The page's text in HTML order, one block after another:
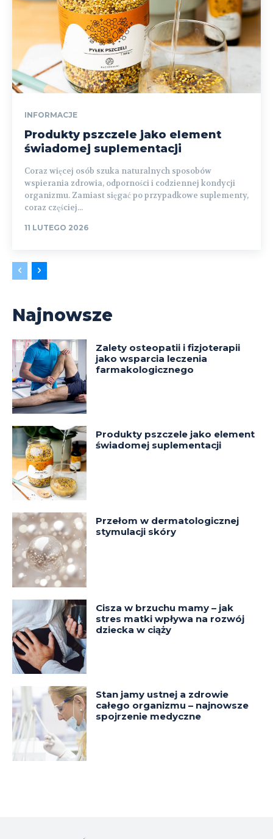
INFORMACJE
Produkty pszczele jako element
świadomej suplementacji
Coraz więcej osób szuka naturalnych sposobów
wspierania zdrowia, odporności i codziennej kondycji
organizmu. Zamiast sięgać po przypadkowe suplementy,
coraz częściej...
11 LUTEGO 2026
Najnowsze
Zalety osteopatii i fizjoterapii
jako wsparcia leczenia
farmakologicznego
Produkty pszczele jako element
świadomej suplementacji
Przełom w dermatologicznej
stymulacji skóry
Cisza w brzuchu mamy – jak
stres matki wpływa na rozwój
dziecka w ciąży
Stan jamy ustnej a zdrowie
całego organizmu – najnowsze
spojrzenie medyczne